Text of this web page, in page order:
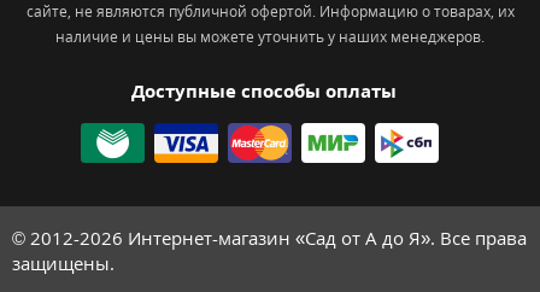
Доступные способы оплаты
сайте, не являются публичной офертой. Информацию о товарах, их
наличие и цены вы можете уточнить у наших менеджеров.
© 2012-2026 Интернет-магазин «Сад от А до Я». Все права
защищены.